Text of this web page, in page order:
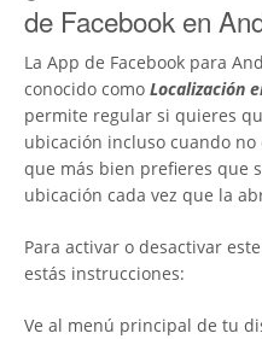
de Facebook en
La App de Facebook para
conocido como Localización
permite regular si quieres
ubicación incluso cuando
que más bien prefieres que
ubicación cada vez que la
Para activar o desactivar
estás instrucciones:
Ve al menú principal de tu